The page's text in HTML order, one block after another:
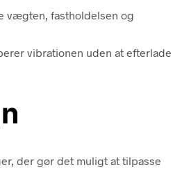
vægten, fastholdelsen og
vibrationen uden at efterlade
der gør det muligt at tilpasse